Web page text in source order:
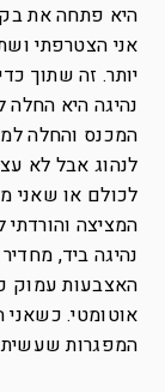
היא פתחה את
אני הצטרפתי
יותר. זה שתוך
נהיגה היא החלה
המכנס והחלה
לנהוג אבל לא
לכולם או שאני
המציצה
נהיגה ביד,
האצבעות עמוק
אוטומטי.
המפגרות